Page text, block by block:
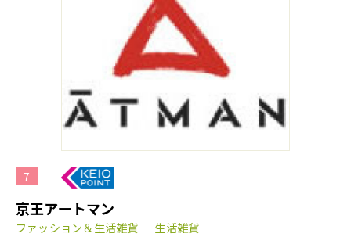
7
京王アートマン
ファッション＆生活雑貨 ｜ 生活雑貨